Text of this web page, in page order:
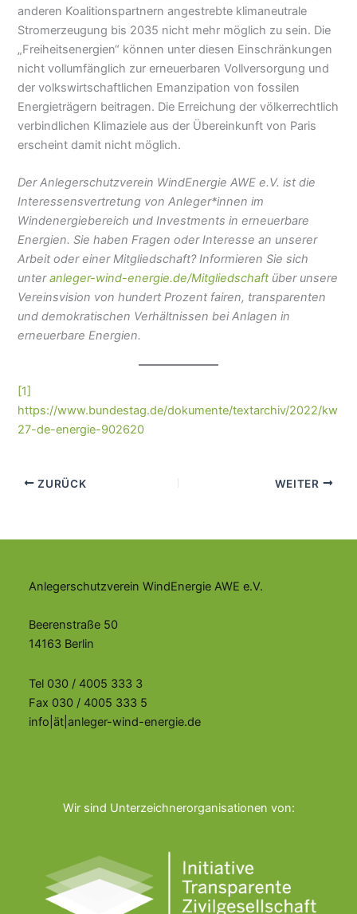
anderen Koalitionspartnern angestrebte klimaneutrale
Stromerzeugung bis 2035 nicht mehr möglich zu sein. Die
„Freiheitsenergien“ können unter diesen Einschränkungen
nicht vollumfänglich zur erneuerbaren Vollversorgung und
der volkswirtschaftlichen Emanzipation von fossilen
Energieträgern beitragen. Die Erreichung der völkerrechtlich
verbindlichen Klimaziele aus der Übereinkunft von Paris
erscheint damit nicht möglich.
Der Anlegerschutzverein WindEnergie AWE e.V. ist die
Interessensvertretung von Anleger*innen im
Windenergiebereich und Investments in erneuerbare
Energien. Sie haben Fragen oder Interesse an unserer
Arbeit oder einer Mitgliedschaft? Informieren Sie sich
unteranleger-wind-energie.de/Mitgliedschaftüber unsere
Vereinsvision von hundert Prozent fairen, transparenten
und demokratischen Verhältnissen bei Anlagen in
erneuerbare Energien.
[1]
https://www.bundestag.de/dokumente/textarchiv/2022/kw
27-de-energie-902620
ZURÜCK WEITER
Anlegerschutzverein WindEnergie AWE e.V.
Beerenstraße 50
14163 Berlin
Tel 030 / 4005 333 3
Fax 030 / 4005 333 5
info|ät|anleger-wind-energie.de
Wir sind Unterzeichnerorganisationen von: